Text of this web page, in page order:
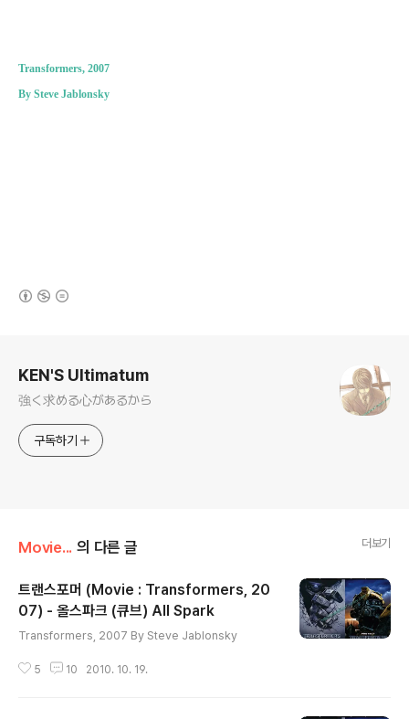
Transformers, 2007
By Steve Jablonsky
KEN'S Ultimatum
強く求める心があるから
구독하기
Movie... 의 다른 글 더보기
트랜스포머 (Movie : Transformers, 20
07) - 올스파크 (큐브) All Spark
Transformers, 2007 By Steve Jablonsky
5 10 2010. 10. 19.